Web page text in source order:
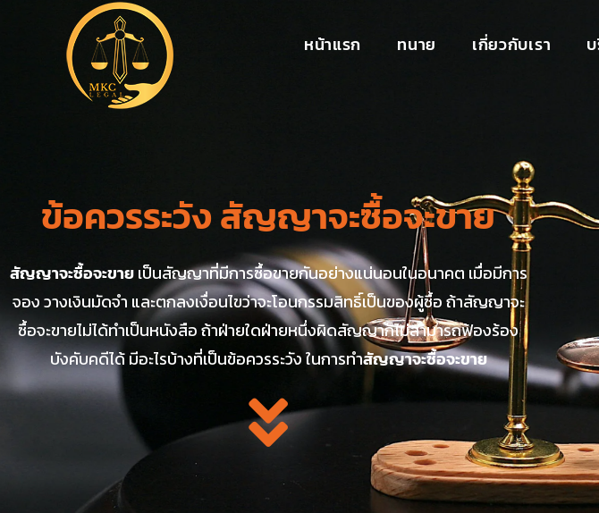
หน้าแรก ทนาย เกี่ยวกับเรา
ข้อควรระวัง สัญญาจะซื้อจะขาย
สัญญาจะซื้อจะขายเป็นสัญญาที่มีการซื้อขายกันอย่างแน่นอนในอนาคต เมื่อมีการ
จอง วางเงินมัดจำ และตกลงเงื่อนไขว่าจะโอนกรรมสิทธิ์เป็นของผู้ซื้อ ถ้าสัญญาจะ
ซื้อจะขายไม่ได้ทำเป็นหนังสือ ถ้าฝ่ายใดฝ่ายหนึ่งผิดสัญญาก็ไม่สามารถฟ้องร้อง
บังคับคดีได้ มีอะไรบ้างที่เป็นข้อควรระวัง ในการทำสัญญาจะซื้อจะขาย